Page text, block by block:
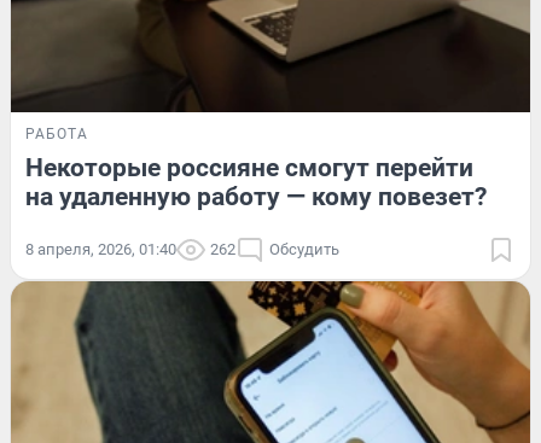
РАБОТА
Некоторые россияне смогут перейти
на удаленную работу — кому повезет?
8 апреля, 2026, 01:40 262 Обсудить